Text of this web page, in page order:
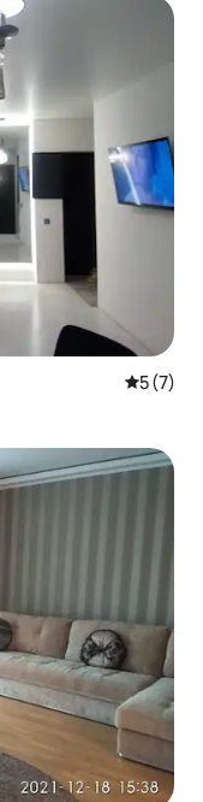
5 (7)